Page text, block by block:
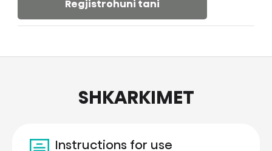
Regjistrohuni tani
SHKARKIMET
Instructions for use